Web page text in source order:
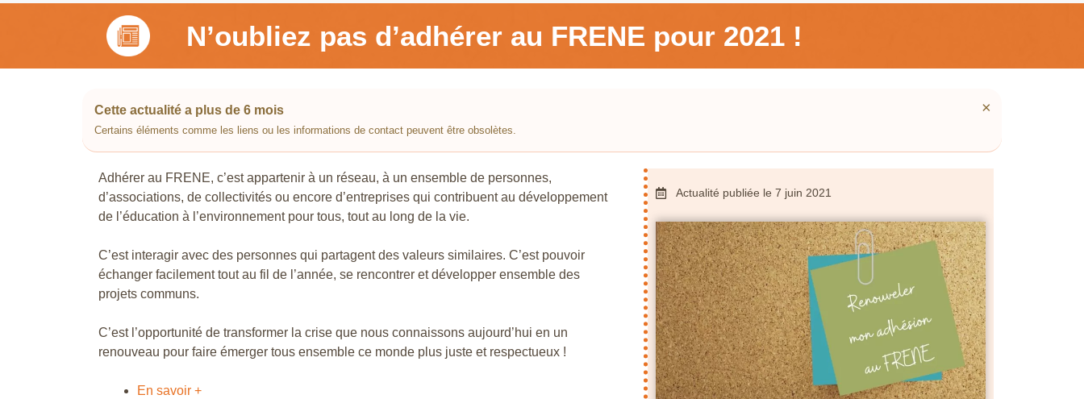
N’oubliez pas d’adhérer au FRENE pour 2021 !
Cette actualité a plus de 6 mois
Certains éléments comme les liens ou les informations de contact peuvent être obsolètes.
×
Adhérer au FRENE, c’est appartenir à un réseau, à un ensemble de personnes,
d’associations, de collectivités ou encore d’entreprises qui contribuent au développement
de l’éducation à l’environnement pour tous, tout au long de la vie.
C’est interagir avec des personnes qui partagent des valeurs similaires. C’est pouvoir
échanger facilement tout au fil de l’année, se rencontrer et développer ensemble des
projets communs.
C’est l’opportunité de transformer la crise que nous connaissons aujourd’hui en un
renouveau pour faire émerger tous ensemble ce monde plus juste et respectueux !
En savoir +
Actualité publiée le 7 juin 2021